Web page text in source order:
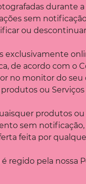
durante
sem
ou
de acordo com o
no monitor do seu
ou
produtos
sem
feita por
regido pela nossa